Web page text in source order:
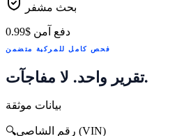
بحث مشفر
دفع آمن $0.99
فحص كامل للمركبة متضمن
تقرير واحد. لا مفاجآت.
بيانات موثقة
🔍
رقم الشاصي (VIN)